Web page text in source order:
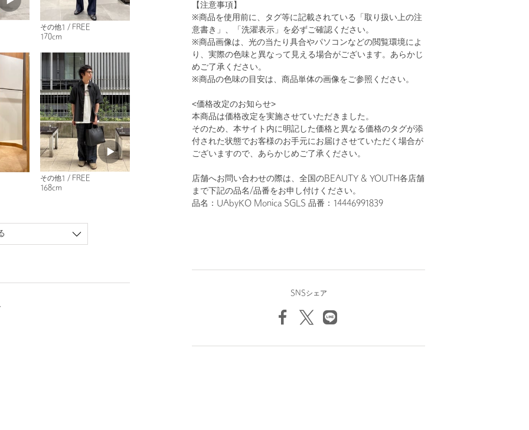
【注意事項】
※商品を使用前に、タグ等に記載されている「取り扱い上の注
意書き」、「洗濯表示」を必ずご確認ください。
※商品画像は、光の当たり具合やパソコンなどの閲覧環境によ
り、実際の色味と異なって見える場合がございます。あらかじ
めご了承ください。
※商品の色味の目安は、商品単体の画像をご参照ください。
<価格改定のお知らせ>
本商品は価格改定を実施させていただきました。
そのため、本サイト内に明記した価格と異なる価格のタグが添
付された状態でお客様のお手元にお届けさせていただく場合が
ございますので、あらかじめご了承ください。
店舗へお問い合わせの際は、全国のBEAUTY & YOUTH各店舗
まで下記の品名/品番をお申し付けください。
品名：UAbyKO Monica SGLS 品番：14446991839
SNSシェア
その他1 / FREE
170cm
その他1 / FREE
168cm